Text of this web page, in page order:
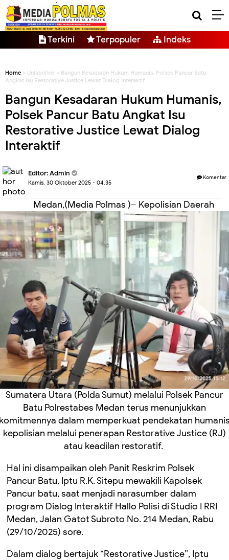
Terkini Terpopuler Indeks
Home » Unlabelled » Bangun Kesadaran Hukum Humanis, Polsek Pancur Batu
Angkat Isu Restorative Justice Lewat Dialog Interaktif
Bangun Kesadaran Hukum Humanis,
Polsek Pancur Batu Angkat Isu
Restorative Justice Lewat Dialog
Interaktif
Editor: Admin
Kamis, 30 Oktober 2025 - 04.35
Komentar
Medan,(Media Polmas )– Kepolisian Daerah
Sumatera Utara (Polda Sumut) melalui Polsek Pancur
Batu Polrestabes Medan terus menunjukkan
dalam memperkuat pendekatan
kepolisian melalui penerapan Restorative Justice (RJ)
atau keadilan restoratif.
Hal ini disampaikan oleh Panit Reskrim Polsek
Pancur Batu, Iptu R.K. Sitepu mewakili Kapolsek
Pancur batu, saat menjadi narasumber dalam
program Dialog Interaktif Hallo Polisi di Studio I RRI
Medan, Jalan Gatot Subroto No. 214 Medan, Rabu
(29/10/2025) sore.
Dalam dialog bertajuk “Restorative Justice”, Iptu